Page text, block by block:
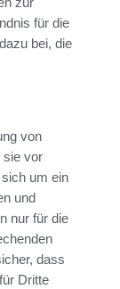
für die
bei, die
von
sie vor
um ein
und
nur für die
dass
Dritte